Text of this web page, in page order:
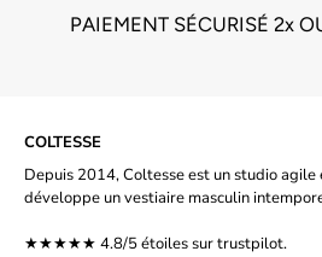
PAIEMENT SÉCURISÉ 2x
COLTESSE
Depuis 2014, Coltesse est un studio
développe un vestiaire masculin
★★★★★ 4.8/5 étoiles surtrustpilot.